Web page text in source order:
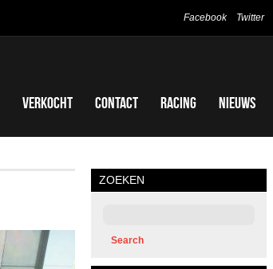
Verkocht Contact Racing Nieuws
Facebook Twitter
ZOEKEN